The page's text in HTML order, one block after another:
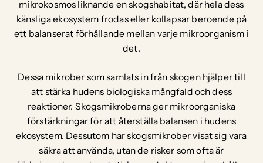
mikrokosmos liknande en skogshabitat, där hela dess
känsliga ekosystem frodas eller kollapsar beroende på
ett balanserat förhållande mellan varje mikroorganism i
det.
Dessa mikrober som samlats in från skogen hjälper till
att stärka hudens biologiska mångfald och dess
reaktioner. Skogsmikroberna ger mikroorganiska
förstärkningar för att återställa balansen i hudens
ekosystem. Dessutom har skogsmikrober visat sig vara
säkra att använda, utan de risker som ofta är